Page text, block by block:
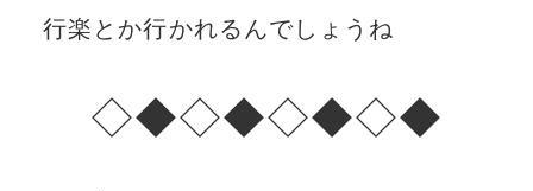
行楽とか行かれるんでしょうね
◇◆◇◆◇◆◇◆